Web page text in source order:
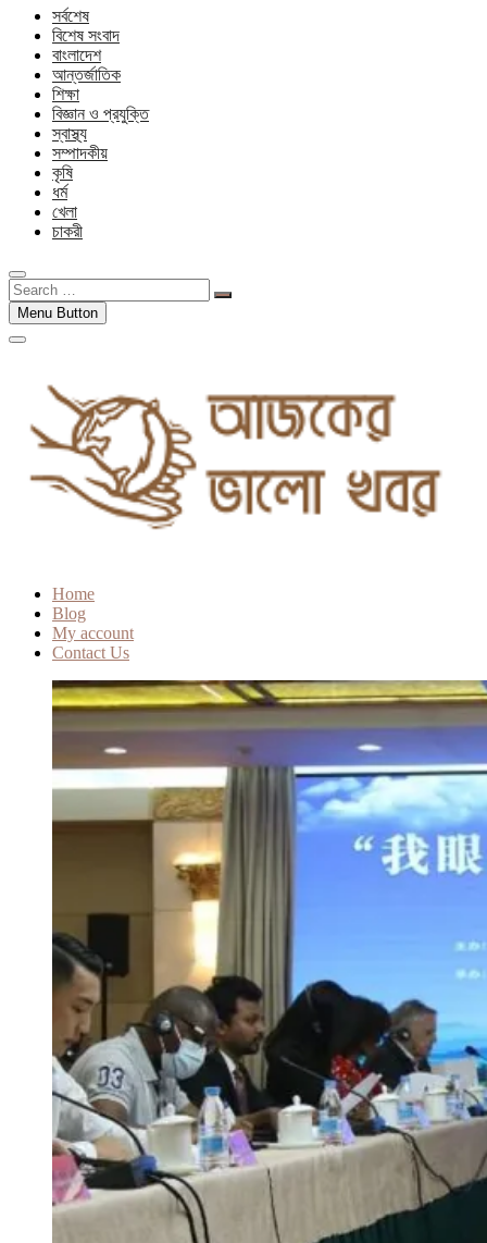
সর্বশেষ
বিশেষ সংবাদ
বাংলাদেশ
আন্তর্জাতিক
শিক্ষা
বিজ্ঞান ও প্রযুক্তি
স্বাস্থ্য
সম্পাদকীয়
কৃষি
ধর্ম
খেলা
চাকরী
Search
…Menu Button
Home
Blog
My account
Contact Us